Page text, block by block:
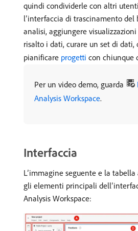
quindi condividerle con altri
l’interfaccia di trascinamento del
analisi, aggiungere
risalto i dati, curare un set di dati,
pianificare progetti con chiunque
Per un video demo, guarda
Analysis Workspace.
Interfaccia
L’immagine seguente e la
gli elementi principali
Analysis Workspace: